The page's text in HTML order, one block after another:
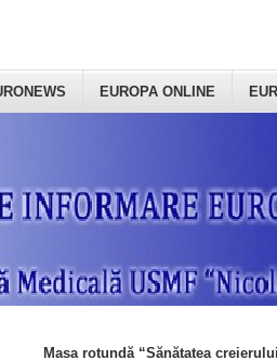
EUROPA ONLINE
Masa rotundă “Sănătatea